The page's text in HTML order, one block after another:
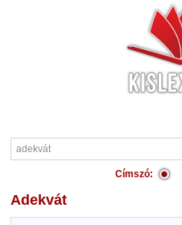
Címszó:
adekvát